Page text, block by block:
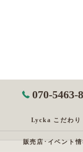
070-5463-
Lycka こだわり
販売店･イベント